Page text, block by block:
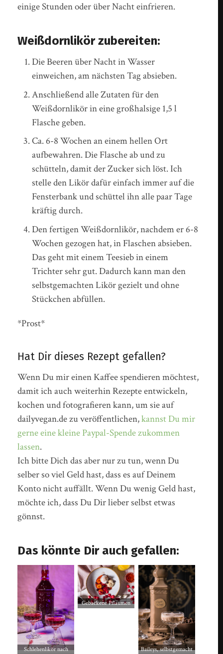
einige Stunden oder über Nacht einfrieren.
Weißdornlikör zubereiten:
Die Beeren über Nacht in Wasser
einweichen, am nächsten Tag absieben.
Anschließend alle Zutaten für den
Weißdornlikör in eine großhalsige 1,5 l
Flasche geben.
Ca. 6-8 Wochen an einem hellen Ort
aufbewahren. Die Flasche ab und zu
schütteln, damit der Zucker sich löst. Ich
stelle den Likör dafür einfach immer auf die
Fensterbank und schüttel ihn alle paar Tage
kräftig durch.
Den fertigen Weißdornlikör, nachdem er 6-8
Wochen gezogen hat, in Flaschen absieben.
Das geht mit einem Teesieb in einem
Trichter sehr gut. Dadurch kann man den
selbstgemachten Likör gezielt und ohne
Stückchen abfüllen.
*Prost*
Hat Dir dieses Rezept gefallen?
Wenn Du mir einen Kaffee spendieren möchtest,
damit ich auch weiterhin Rezepte entwickeln,
kochen und fotografieren kann, um sie auf
dailyvegan.de zu veröffentlichen,kannst Du mir
gerne eine kleine Paypal-Spende zukommen
lassen.
Ich bitte Dich das aber nur zu tun, wenn Du
selber so viel Geld hast, dass es auf Deinem
Konto nicht auffällt. Wenn Du wenig Geld hast,
möchte ich, dass Du Dir lieber selbst etwas
gönnst.
Das könnte Dir auch gefallen:
Schlehenlikör nach
Gebackene Pflaumen
Baileys, selbstgemacht